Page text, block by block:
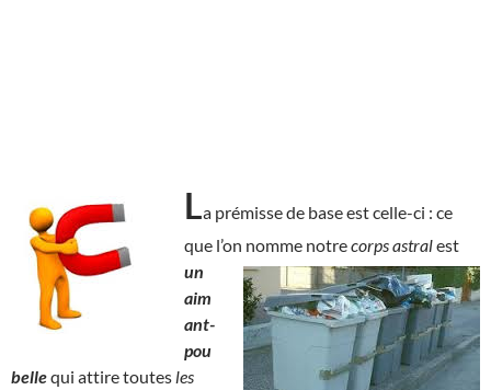
La prémisse de base est celle-ci : ce
que l’on nomme notrecorps astralest
un
aim
ant-
pou
bellequi attire toutes les